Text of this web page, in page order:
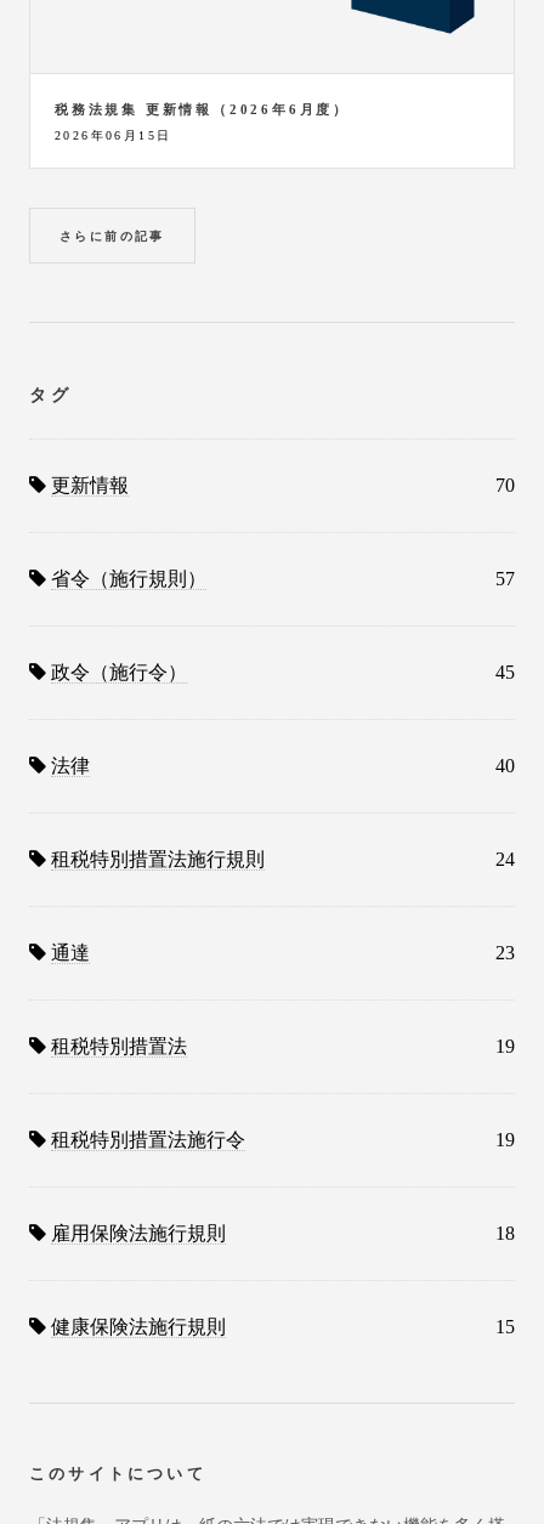
税務法規集 更新情報（2026年6月度）
2026年06月15日
さらに前の記事
タグ
更新情報 70
省令（施行規則） 57
政令（施行令） 45
法律 40
租税特別措置法施行規則 24
通達 23
租税特別措置法 19
租税特別措置法施行令 19
雇用保険法施行規則 18
健康保険法施行規則 15
このサイトについて